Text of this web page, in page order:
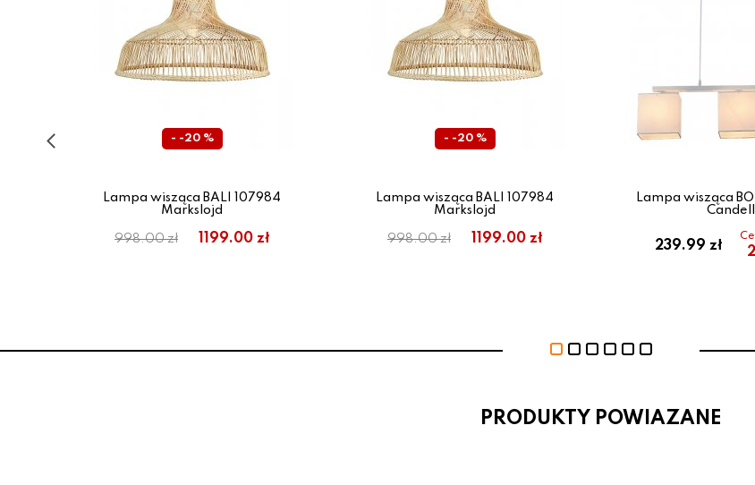
- -20 %
Lampa wisząca BALI 107984
Markslojd
998.00 zł 1199.00 zł
- -20 %
Lampa wisząca BALI 107984
Markslojd
998.00 zł 1199.00 zł
Lampa wisząca
239.99 zł
PRODUKTY POWIAZANE